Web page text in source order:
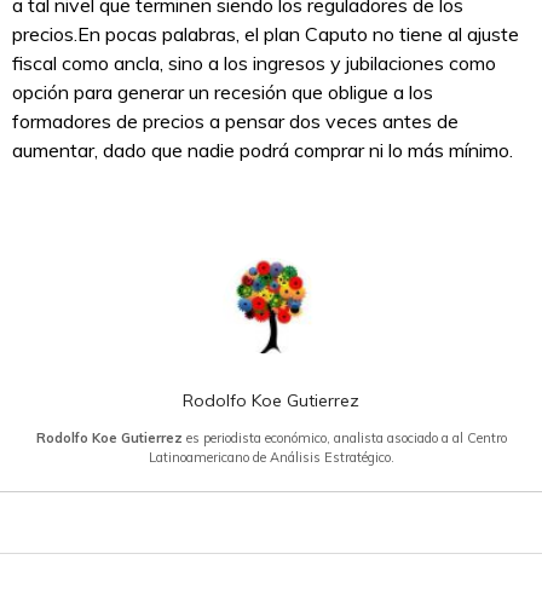
precios.En pocas palabras, el plan Caputo no tiene al ajuste
fiscal como ancla, sino a los ingresos y jubilaciones como
opción para generar un recesión que obligue a los
formadores de precios a pensar dos veces antes de
aumentar, dado que nadie podrá comprar ni lo más mínimo.
Rodolfo Koe Gutierrez
Rodolfo Koe Gutierrez es periodista económico, analista asociado a al Centro
Latinoamericano de Análisis Estratégico.